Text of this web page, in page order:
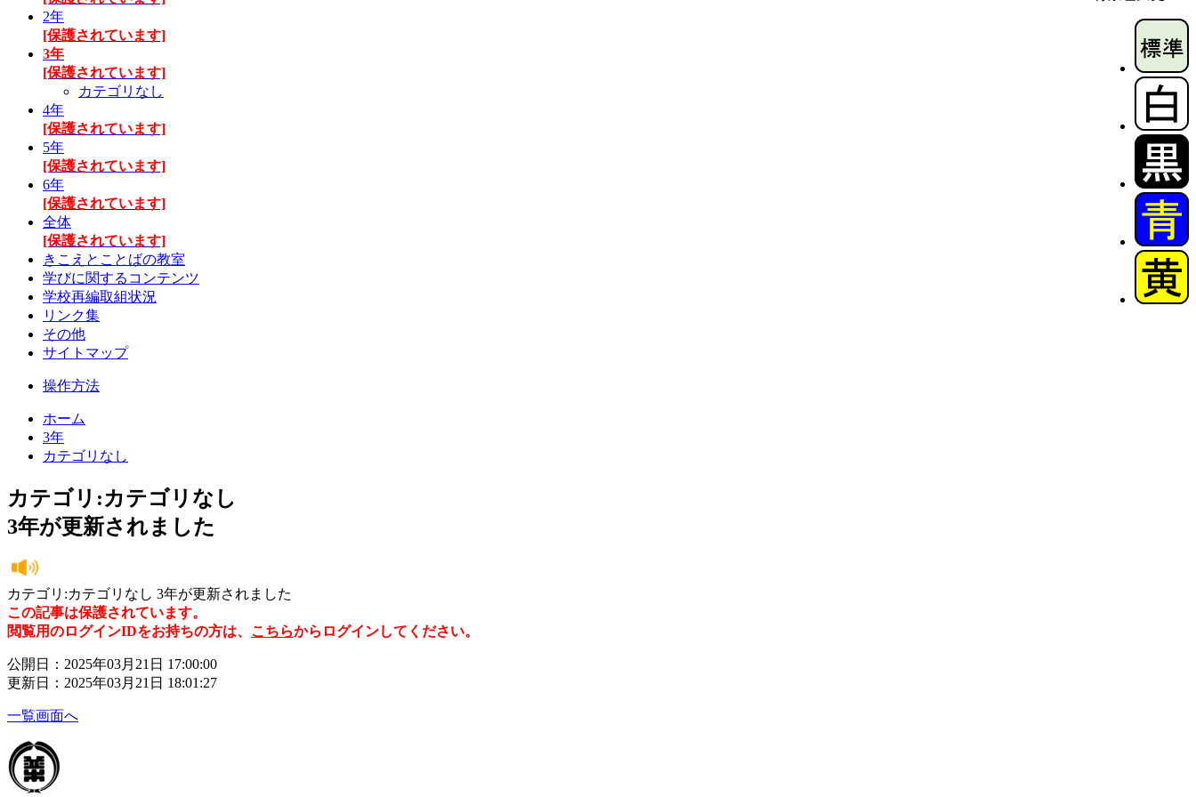
2年
[保護されています]
3年
[保護されています]
カテゴリなし
4年
[保護されています]
5年
[保護されています]
6年
[保護されています]
全体
[保護されています]
きこえとことばの教室
学びに関するコンテンツ
学校再編取組状況
リンク集
その他
サイトマップ
操作方法
ホーム
3年
カテゴリなし
カテゴリ:カテゴリなし
3年が更新されました
カテゴリ:カテゴリなし 3年が更新されました
この記事は保護されています。
閲覧用のログインIDをお持ちの方は、 こちらからログインしてください。
公開日：2025年03月21日 17:00:00
更新日：2025年03月21日 18:01:27
一覧画面へ